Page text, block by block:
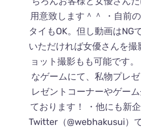
用意致します＾＾ ・自前
タイもOK。但し動画はNG
いただければ女優さんを撮
ョット撮影もも可能です
なゲームにて、私物プレ
レゼントコーナーやゲー
ております！ ・他にも新
Twitter（@webhakusui）